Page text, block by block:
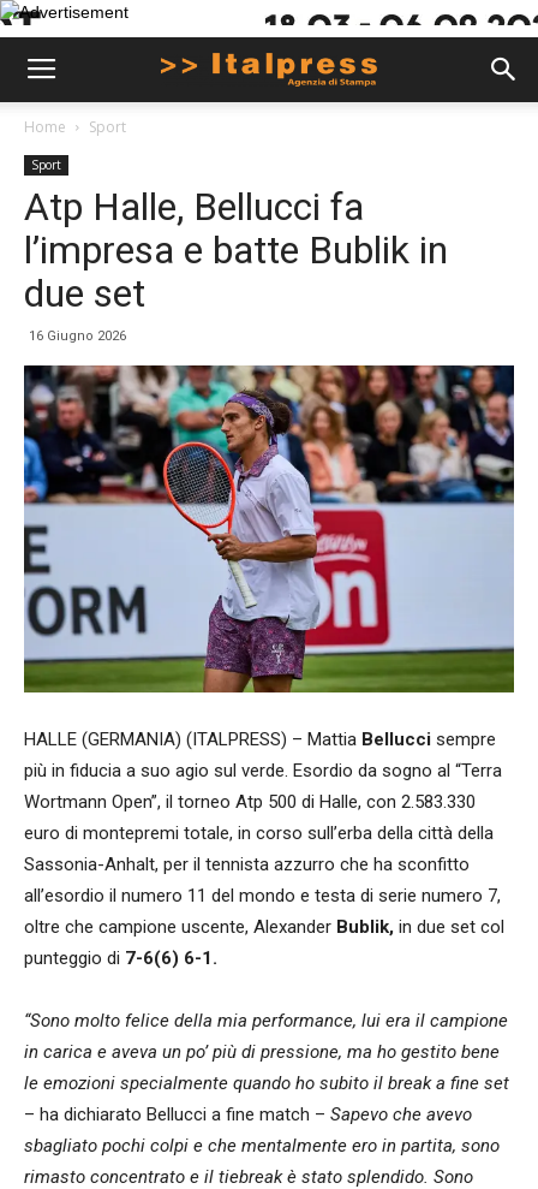
Home Sport
Sport
Atp Halle, Bellucci fa
l’impresa e batte Bublik in
due set
16 Giugno 2026
HALLE (GERMANIA) (ITALPRESS) – Mattia Bellucci sempre
più in fiducia a suo agio sul verde. Esordio da sogno al “Terra
Wortmann Open”, il torneo Atp 500 di Halle, con 2.583.330
euro di montepremi totale, in corso sull’erba della città della
Sassonia-Anhalt, per il tennista azzurro che ha sconfitto
all’esordio il numero 11 del mondo e testa di serie numero 7,
oltre che campione uscente, Alexander Bublik, in due set col
punteggio di 7-6(6) 6-1.
“Sono molto felice della mia performance, lui era il campione
in carica e aveva un po’ più di pressione, ma ho gestito bene
le emozioni specialmente quando ho subito il break a fine set
– ha dichiarato Bellucci a fine match – Sapevo che avevo
sbagliato pochi colpi e che mentalmente ero in partita, sono
rimasto concentrato e il tiebreak è stato splendido. Sono